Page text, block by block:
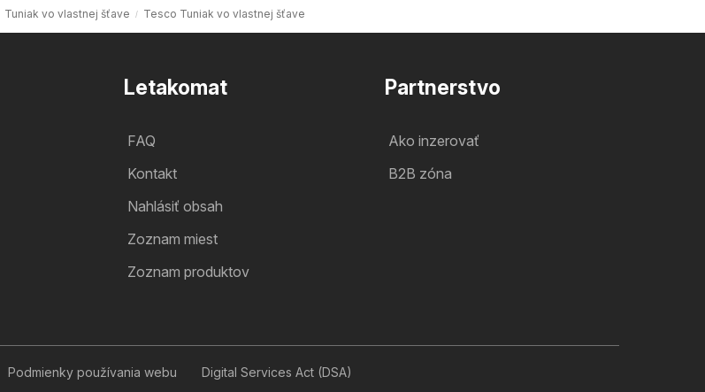
Tuniak vo vlastnej šťave Tesco Tuniak vo vlastnej šťave
Letakomat
FAQ
Kontakt
Nahlásiť obsah
Zoznam miest
Zoznam produktov
Partnerstvo
Ako inzerovať
B2B zóna
Podmienky používania webu Digital Services Act (DSA)